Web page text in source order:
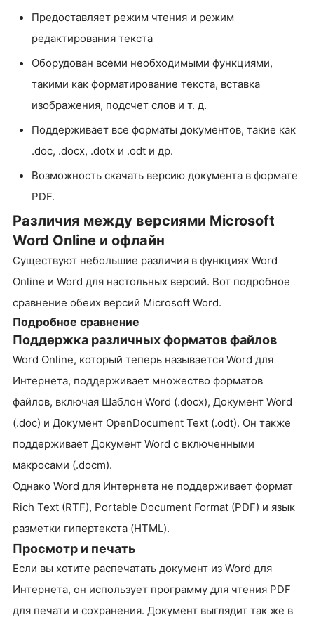
Предоставляет режим чтения и режим
редактирования текста
Оборудован всеми необходимыми функциями,
такими как форматирование текста, вставка
изображения, подсчет слов и т. д.
Поддерживает все форматы документов, такие как
.doc, .docx, .dotx и .odt и др.
Возможность скачать версию документа в формате
PDF.
Различия между версиями Microsoft
Word Online и офлайн
Существуют небольшие различия в функциях Word
Online и Word для настольных версий. Вот подробное
сравнение обеих версий Microsoft Word.
Подробное сравнение
Поддержка различных форматов файлов
Word Online, который теперь называется Word для
Интернета, поддерживает множество форматов
файлов, включая Шаблон Word (.docx), Документ Word
(.doc) и Документ OpenDocument Text (.odt). Он также
поддерживает Документ Word с включенными
макросами (.docm).
Однако Word для Интернета не поддерживает формат
Rich Text (RTF), Portable Document Format (PDF) и язык
разметки гипертекста (HTML).
Просмотр и печать
Если вы хотите распечатать документ из Word для
Интернета, он использует программу для чтения PDF
для печати и сохранения. Документ выглядит так же в